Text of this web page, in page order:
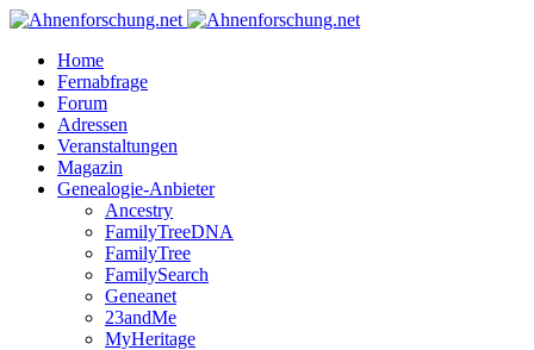
Home
Fernabfrage
Forum
Adressen
Veranstaltungen
Magazin
Genealogie-Anbieter
Ancestry
FamilyTreeDNA
FamilyTree
FamilySearch
Geneanet
23andMe
MyHeritage